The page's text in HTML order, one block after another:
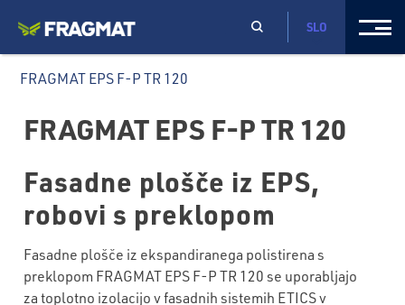
SLO
FRAGMAT EPS F-P TR 120
FRAGMAT EPS F-P TR 120
Fasadne plošče iz EPS,
robovi s preklopom
Fasadne plošče iz ekspandiranega polistirena s
preklopom FRAGMAT EPS F-P TR 120 se uporabljajo
za toplotno izolacijo v fasadnih sistemih ETICS v